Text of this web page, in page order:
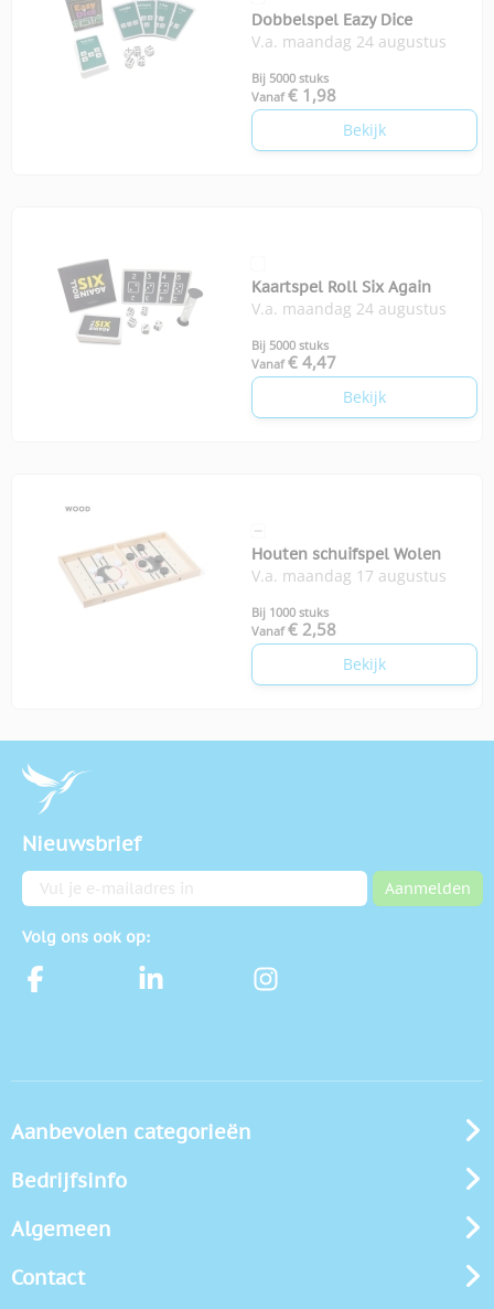
Dobbelspel Eazy Dice
V.a. maandag 24 augustus
Bij 5000 stuks
Vanaf € 1,98
Bekijk
Kaartspel Roll Six Again
V.a. maandag 24 augustus
Bij 5000 stuks
Vanaf € 4,47
Bekijk
Houten schuifspel Wolen
V.a. maandag 17 augustus
Bij 1000 stuks
Vanaf € 2,58
Bekijk
Nieuwsbrief
E-mailadres Aanmelden
Volg ons ook op:
Aanbevolen categorieën
Bedrijfsinfo
Algemeen
Contact